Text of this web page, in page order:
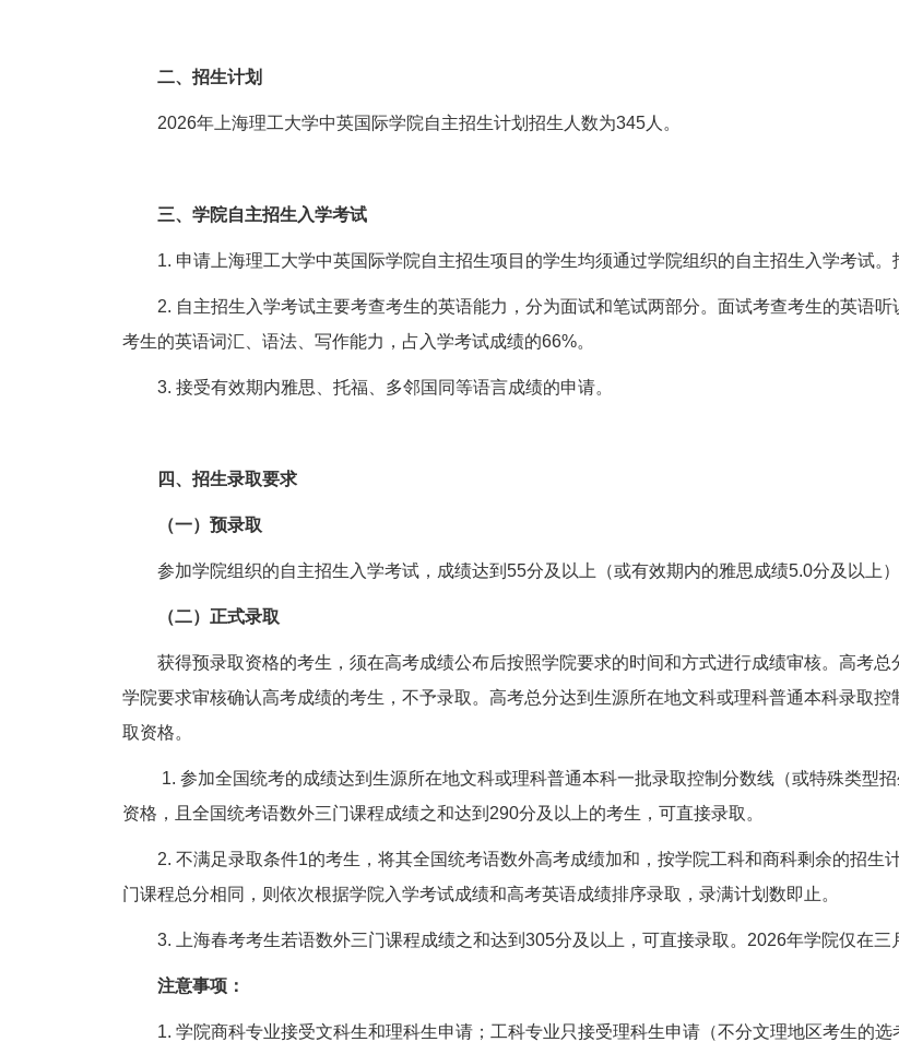
二、招生计划
2026年上海理工大学中英国际学院自主招生计划招生人数为345 人。
三、学院自主招生入学考试
1. 申请上海理工大学中英国际学院自主招生项目的学生均须通过学院组织的自主招生入学考试。
2. 自主招生入学考试主要考查考生的英语能力，分为面试和笔试两部分。面试考查考生的英语
考生的英语词汇、语法、写作能力，占入学考试成绩的66%。
3. 接受有效期内雅思、托福、多邻国同等语言成绩的申请。
四、招生录取要求
（一）预录取
参加学院组织的自主招生入学考试，成绩达到 55分及以上（或有效期内的雅思成绩5.0分及以上
（二）正式录取
获得预录取资格的考生，须在高考成绩公布后按照学院要求的时间和方式进行成绩审核。高考
学院要求审核确认高考成绩的考生，不予录取。高考总分达到生源所在地文科或理科普通本科录取
取资格。
1. 参加全国统考的成绩达到生源所在地文科或理科普通本科一批录取控制分数线（或特殊类型
资格，且全国统考语数外三门课程成绩之和达到 290分及以上的考生，可直接录取。
2. 不满足录取条件1的考生，将其全国统考语数外高考成绩加和，按学院工科和商科剩余的招生
门课程总分相同，则依次根据学院入学考试成绩和高考英语成绩排序录取，录满计划数即止。
3. 上海春考考生若语数外三门课程成绩之和达到 305分及以上，可直接录取。 2026年学院仅在三
注意事项：
1. 学院商科专业接受文科生和理科生申请；工科专业只接受理科生申请（不分文理地区考生的